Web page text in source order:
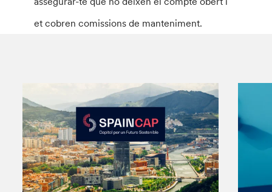
et cobren comissions de manteniment.